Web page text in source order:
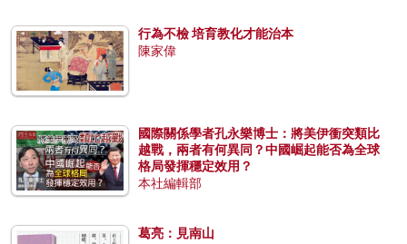
行為不檢 培育教化才能治本
陳家偉
國際關係學者孔永樂博士：將美伊衝突類比
越戰，兩者有何異同？中國崛起能否為全球
格局發揮穩定效用？
本社編輯部
葛亮：見南山